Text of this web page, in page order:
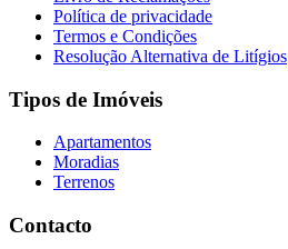
Política de privacidade
Termos e Condições
Resolução Alternativa de Litígios
Tipos de Imóveis
Apartamentos
Moradias
Terrenos
Contacto